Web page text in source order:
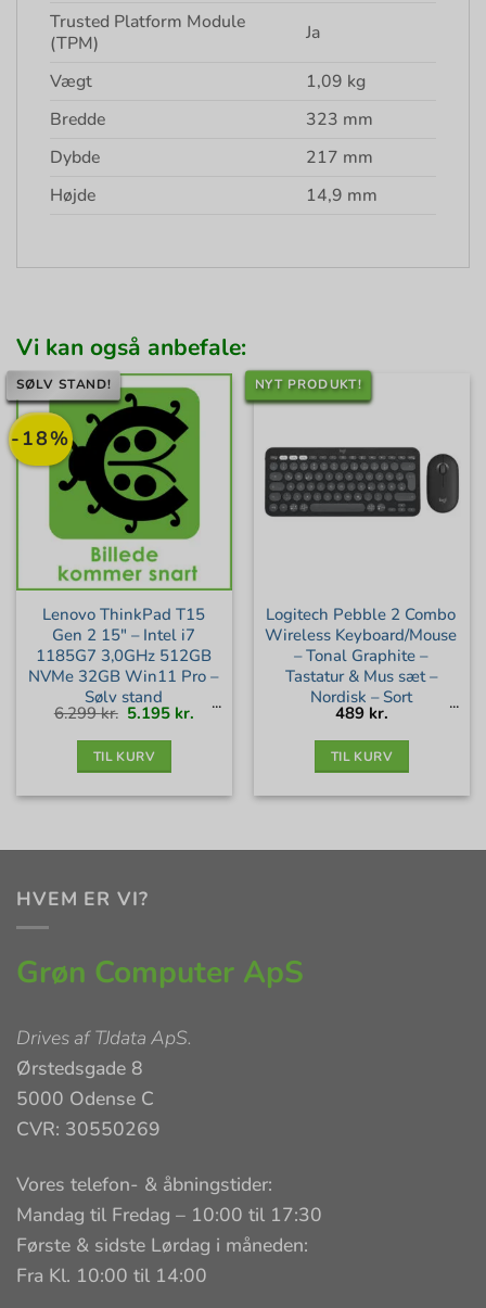
Trusted Platform Module
(TPM)
Ja
Vægt
1,09 kg
Bredde
323 mm
Dybde
217 mm
Højde
14,9 mm
Vi kan også anbefale:
-18%
SØLV STAND!
Lenovo ThinkPad T15
Gen 2 15″ – Intel i7
1185G7 3,0GHz 512GB
NVMe 32GB Win11 Pro –
Sølv stand
6.299kr. Den
oprindelige
pris
5.195 kr. Den
TIL KURV
NYT PRODUKT!
Logitech Pebble 2 Combo
Wireless Keyboard/Mouse
– Tonal Graphite –
Tastatur & Mus sæt –
Nordisk – Sort
489 kr.
TIL KURV
HVEM ER VI?
Grøn Computer ApS
Drives afTJdata ApS.
Ørstedsgade 8
5000 Odense C
CVR: 30550269
Vores telefon- & åbningstider:
Mandag til Fredag – 10:00 til 17:30
Første & sidste Lørdag i måneden:
Fra Kl. 10:00 til 14:00